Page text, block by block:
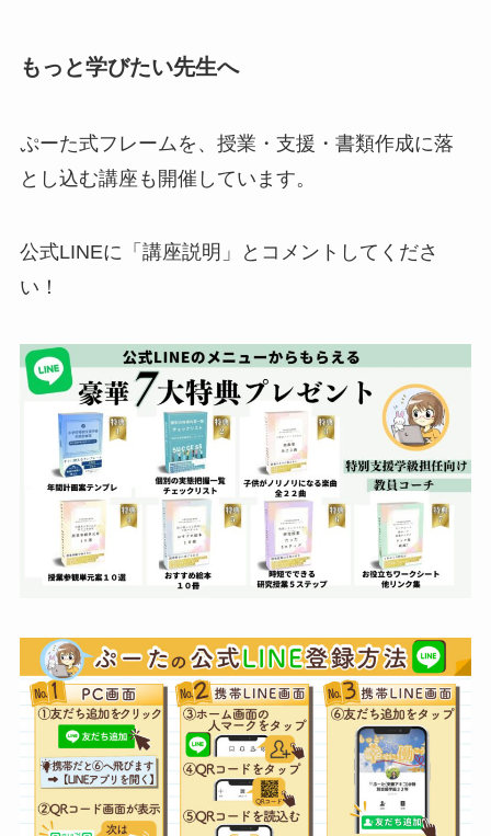
もっと学びたい先生へ
ぷーた式フレームを、授業・支援・書類作成に落
とし込む講座も開催しています。
公式LINEに「講座説明」とコメントしてくださ
い！